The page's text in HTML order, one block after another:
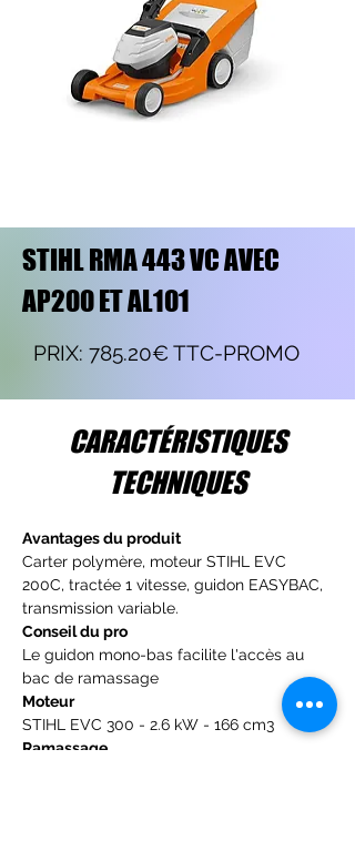
STIHL RMA 443 VC AVEC
AP200 ET AL101
PRIX: 785.20€ TTC-PROMO
CARACTÉRISTIQUES
TECHNIQUES
Avantages du produit
Carter polymère, moteur STIHL EVC
200C, tractée 1 vitesse, guidon EASYBAC,
transmission variable.
Conseil du pro
Le guidon mono-bas facilite l'accès au
bac de ramassage
Moteur
STIHL EVC 300 - 2.6 kW - 166 cm3
Ramassage